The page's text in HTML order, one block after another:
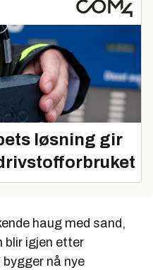
løsning gir
haug med sand,
blir igjen etter
nå nye